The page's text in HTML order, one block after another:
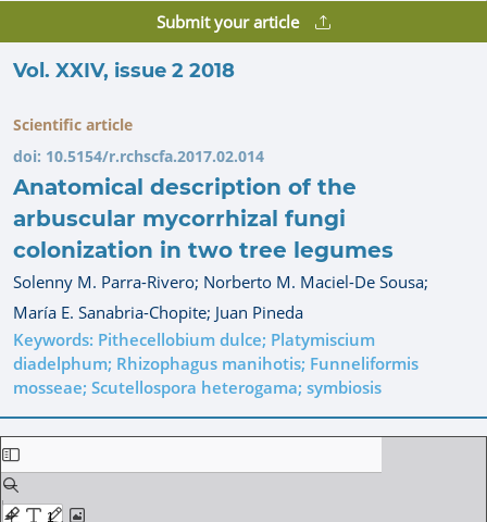
Submit your article
Vol. XXIV, issue 2 2018
Scientific article
doi: 10.5154/r.rchscfa.2017.02.014
Anatomical description of the
arbuscular mycorrhizal fungi
colonization in two tree legumes
Solenny M. Parra-Rivero; Norberto M. Maciel-De Sousa;
María E. Sanabria-Chopite; Juan Pineda
Keywords: Pithecellobium dulce; Platymiscium
diadelphum; Rhizophagus manihotis; Funneliformis
mosseae; Scutellospora heterogama; symbiosis